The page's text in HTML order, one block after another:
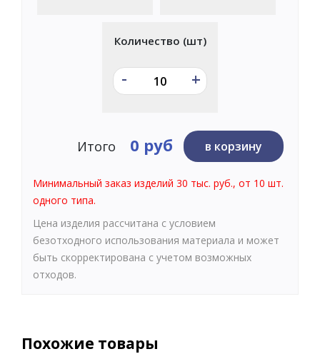
Количество (шт)
- +
Итого 0 руб в корзину
Минимальный заказ изделий 30 тыс. руб., от 10 шт.
одного типа.
Цена изделия рассчитана с условием
безотходного использования материала и может
быть скорректирована с учетом возможных
отходов.
Похожие товары